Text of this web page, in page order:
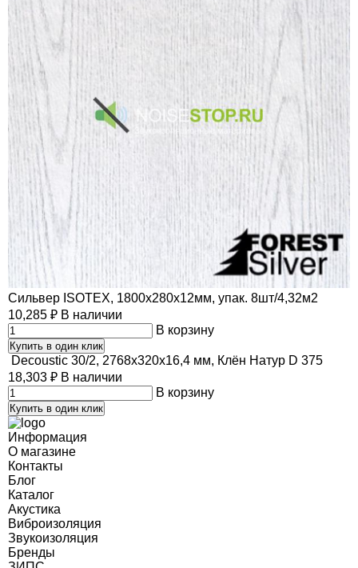
Сильвер ISOTEX, 1800х280х12мм, упак. 8шт/4,32м2
10,285 ₽ В наличии
В корзину
Купить в один клик
Decoustic 30/2, 2768x320x16,4 мм, Клён Натур D 375
18,303 ₽ В наличии
В корзину
Купить в один клик
Информация
О магазине
Контакты
Блог
Каталог
Акустика
Виброизоляция
Звукоизоляция
Бренды